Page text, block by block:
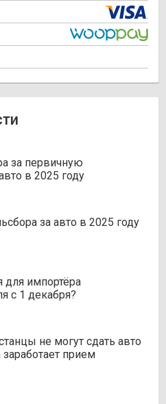
за первичную
в 2025 году
за авто в 2025 году
для импортёра
с 1 декабря?
не могут сдать авто
заработает прием